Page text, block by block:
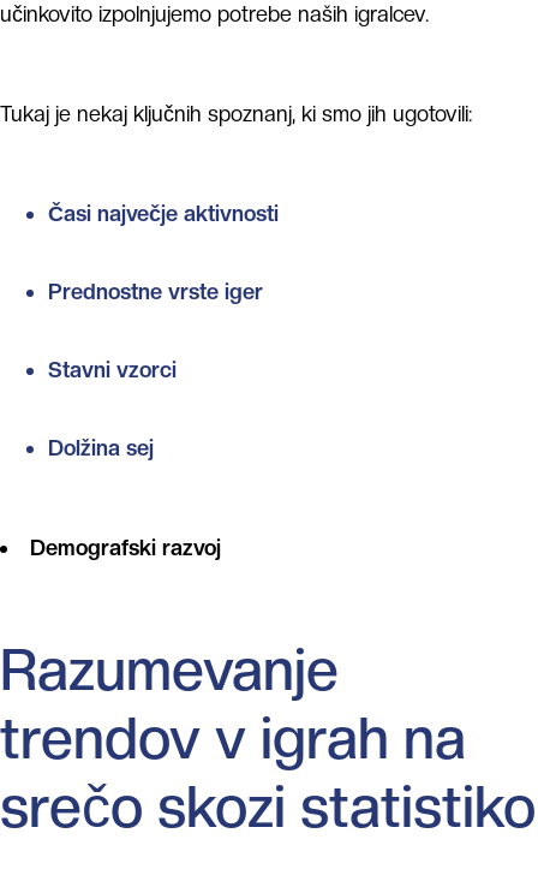
učinkovito izpolnjujemo potrebe naših igralcev.
Tukaj je nekaj ključnih spoznanj, ki smo jih ugotovili:
Časi največje aktivnosti
Prednostne vrste iger
Stavni vzorci
Dolžina sej
Demografski razvoj
Razumevanje
trendov v igrah na
srečo skozi statistiko